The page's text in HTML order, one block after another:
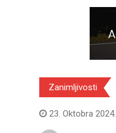
Zanimljivosti
23. Oktobra 2024.